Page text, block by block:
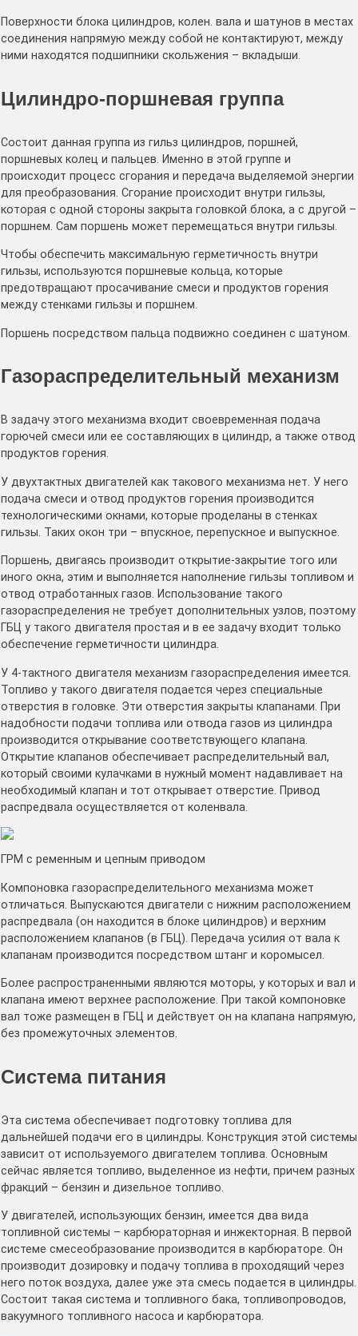
Поверхности блока цилиндров, колен. вала и шатунов в местах
соединения напрямую между собой не контактируют, между
ними находятся подшипники скольжения – вкладыши.
Цилиндро-поршневая группа
Состоит данная группа из гильз цилиндров, поршней,
поршневых колец и пальцев. Именно в этой группе и
происходит процесс сгорания и передача выделяемой энергии
для преобразования. Сгорание происходит внутри гильзы,
которая с одной стороны закрыта головкой блока, а с другой –
поршнем. Сам поршень может перемещаться внутри гильзы.
Чтобы обеспечить максимальную герметичность внутри
гильзы, используются поршневые кольца, которые
предотвращают просачивание смеси и продуктов горения
между стенками гильзы и поршнем.
Поршень посредством пальца подвижно соединен с шатуном.
Газораспределительный механизм
В задачу этого механизма входит своевременная подача
горючей смеси или ее составляющих в цилиндр, а также отвод
продуктов горения.
У двухтактных двигателей как такового механизма нет. У него
подача смеси и отвод продуктов горения производится
технологическими окнами, которые проделаны в стенках
гильзы. Таких окон три – впускное, перепускное и выпускное.
Поршень, двигаясь производит открытие-закрытие того или
иного окна, этим и выполняется наполнение гильзы топливом и
отвод отработанных газов. Использование такого
газораспределения не требует дополнительных узлов, поэтому
ГБЦ у такого двигателя простая и в ее задачу входит только
обеспечение герметичности цилиндра.
У 4-тактного двигателя механизм газораспределения имеется.
Топливо у такого двигателя подается через специальные
отверстия в головке. Эти отверстия закрыты клапанами. При
надобности подачи топлива или отвода газов из цилиндра
производится открывание соответствующего клапана.
Открытие клапанов обеспечивает распределительный вал,
который своими кулачками в нужный момент надавливает на
необходимый клапан и тот открывает отверстие. Привод
распредвала осуществляется от коленвала.
ГРМ с ременным и цепным приводом
Компоновка газораспределительного механизма может
отличаться. Выпускаются двигатели с нижним расположением
распредвала (он находится в блоке цилиндров) и верхним
расположением клапанов (в ГБЦ). Передача усилия от вала к
клапанам производится посредством штанг и коромысел.
Более распространенными являются моторы, у которых и вал и
клапана имеют верхнее расположение. При такой компоновке
вал тоже размещен в ГБЦ и действует он на клапана напрямую,
без промежуточных элементов.
Система питания
Эта система обеспечивает подготовку топлива для
дальнейшей подачи его в цилиндры. Конструкция этой системы
зависит от используемого двигателем топлива. Основным
сейчас является топливо, выделенное из нефти, причем разных
фракций – бензин и дизельное топливо.
У двигателей, использующих бензин, имеется два вида
топливной системы – карбюраторная и инжекторная. В первой
системе смесеобразование производится в карбюраторе. Он
производит дозировку и подачу топлива в проходящий через
него поток воздуха, далее уже эта смесь подается в цилиндры.
Состоит такая система и топливного бака, топливопроводов,
вакуумного топливного насоса и карбюратора.